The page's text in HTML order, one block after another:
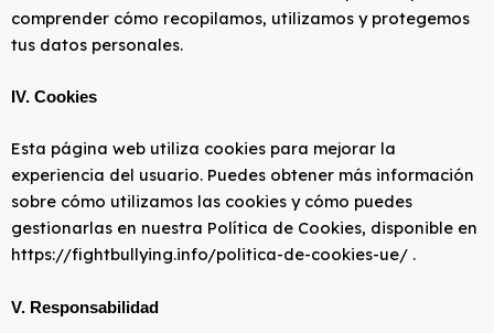
comprender cómo recopilamos, utilizamos y protegemos
tus datos personales.
IV. Cookies
Esta página web utiliza cookies para mejorar la
experiencia del usuario. Puedes obtener más información
sobre cómo utilizamos las cookies y cómo puedes
gestionarlas en nuestra Política de Cookies, disponible en
https://fightbullying.info/politica-de-cookies-ue/ .
V. Responsabilidad